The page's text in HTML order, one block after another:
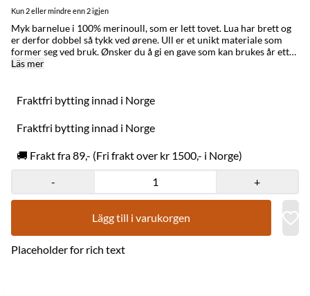
Kun 2 eller mindre enn 2 igjen
Myk barnelue i 100% merinoull, som er lett tovet. Lua har brett og
er derfor dobbel så tykk ved ørene. Ull er et unikt materiale som
former seg ved bruk. Ønsker du å gi en gave som kan brukes år etter
år så anbefaler vi denne på det varmeste. Ull har den
48-50 cm) 2-5 år / jagi (ca 50-52 cm) XS, fra 6 år (ca 53-54 cm)
Small (ca 54-55 cm) Lua er tettsittende. Ønsker du en løs og romslig
lue bør du gå opp en størrelse. Ullplagg former seg ved bruk.
Plagget tåler å strekkes dersom det føles stramt. MADE IN / LAGET
dyr. Bivvil er et nordsamisk ord for en person som holder varmen
godt. Ordet brukes også om klær som får en til å holde seg varm.
VASK: Ull er et naturmateriale og renser seg selv, håndvask ved
behov. Kan vaskes i maskinen på ullprogram, sett temperaturen
ned til 20 grader. Om du ønsker plagget mindre/tightere sett
ullprogrammet på 30 grader. Bruk ullvaskemiddel. Strekkes/formes
og tørkes flatt etter vask. Plagget vil krympe i tørketrommelen.
Mánáid Bivvil gahpir mas lea máhcci. 100% merinoullu.
Duhppejuvvon. Ovttaivnnat gahpir mas lea Graveniid mearka
Läs mer
Fraktfri bytting innad i Norge
Fraktfri bytting innad i Norge
🚚 Frakt fra 89,- (Fri frakt over kr 1500,- i Norge)
-
+
Lägg till i varukorgen
Placeholder for rich text